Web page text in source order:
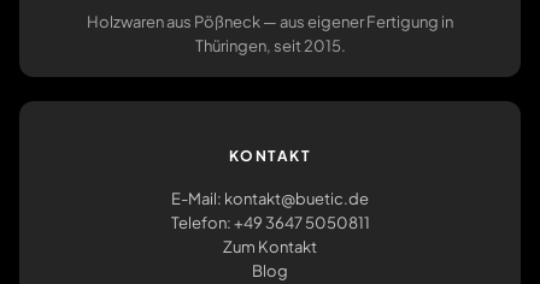
Holzwaren aus Pößneck — aus eigener Fertigung in
Thüringen, seit 2015.
KONTAKT
E-Mail: kontakt@buetic.de
Telefon: +49 3647 5050811
Zum Kontakt
Blog